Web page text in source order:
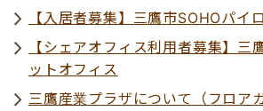
【入居者募集】三鷹市SOHOパイ
【シェアオフィス利用者募集】三
ットオフィス
三鷹産業プラザについて（フロア